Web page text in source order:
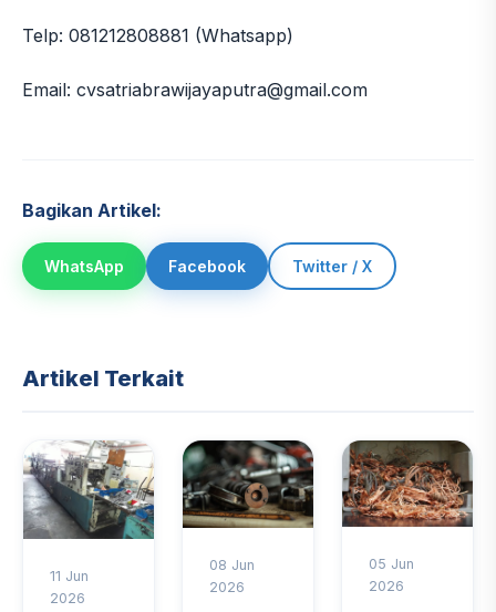
Telp: 081212808881 (Whatsapp)
Email: cvsatriabrawijayaputra@gmail.com
Bagikan Artikel:
WhatsApp Facebook Twitter / X
Artikel Terkait
11 Jun
2026
08 Jun
2026
05 Jun
2026